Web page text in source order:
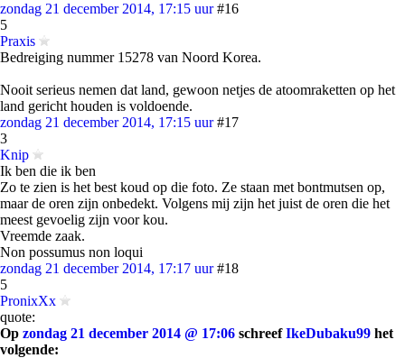
zondag 21 december 2014, 17:15 uur #16
5
Praxis
Bedreiging nummer 15278 van Noord Korea.
Nooit serieus nemen dat land, gewoon netjes de atoomraketten op het
land gericht houden is voldoende.
zondag 21 december 2014, 17:15 uur #17
3
Knip
Ik ben die ik ben
Zo te zien is het best koud op die foto. Ze staan met bontmutsen op,
maar de oren zijn onbedekt. Volgens mij zijn het juist de oren die het
meest gevoelig zijn voor kou.
Vreemde zaak.
Non possumus non loqui
zondag 21 december 2014, 17:17 uur #18
5
PronixXx
quote:
Op zondag 21 december 2014 @ 17:06 schreefIkeDubaku99 het
volgende: